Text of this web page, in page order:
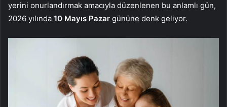
yerini onurlandırmak amacıyla düzenlenen bu anlamlı gün,
2026 yılında 10 Mayıs Pazar gününe denk geliyor.